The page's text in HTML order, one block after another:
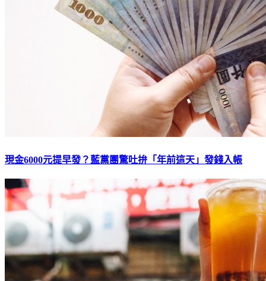
現金6000元提早發？藍黨團驚吐拚「年前這天」發錢入帳